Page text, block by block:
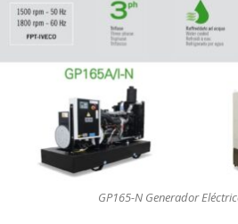
GP165-N Generador